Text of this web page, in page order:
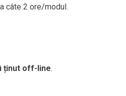
câte 2 ore/modul.
ținut off-line.